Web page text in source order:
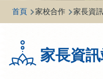
導
航
連
結
首頁 家校合作 家長資
家長資